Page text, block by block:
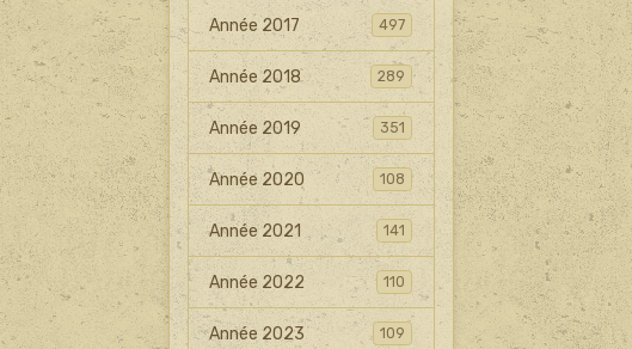
Année 2017 497
Année 2018 289
Année 2019 351
Année 2020 108
Année 2021 141
Année 2022 110
Année 2023 109